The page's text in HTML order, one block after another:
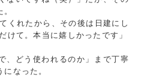
くれたから、その後は日建にし
けて。本当に嬉しかったです」
、どう使われるのか」まで丁寧
なった。